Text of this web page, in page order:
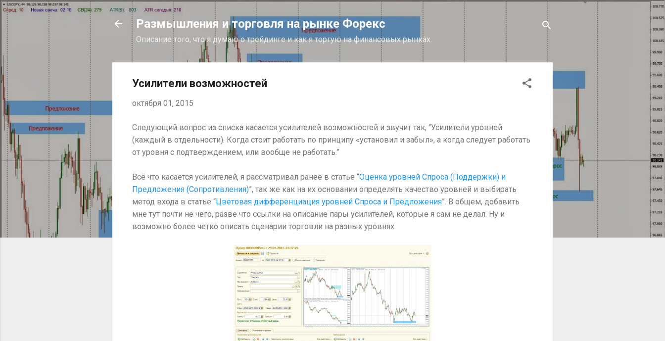
К основному контенту
Размышления и торговля на рынке Форекс
Описание того, что я думаю о трейдинге и как я торгую на финансовых рынках.
Усилители возможностей
октября 01, 2015
Следующий вопрос из списка касается усилителей возможностей и звучит так, “Усилители уровней
(каждый в отдельности). Когда стоит работать по принципу «установил и забыл», а когда следует работать
от уровня с подтверждением, или вообще не работать.”
Всё что касается усилителей, я рассматривал ранее в статье “Оценка уровней Спроса (Поддержки) и
Предложения (Сопротивления)”, так же как на их основании определять качество уровней и выбирать
метод входа в статье “Цветовая дифференциация уровней Спроса и Предложения”. В общем, добавить
мне тут почти не чего, разве что ссылки на описание пары усилителей, которые я сам не делал. Ну и
возможно более четко описать сценарии торговли на разных уровнях.